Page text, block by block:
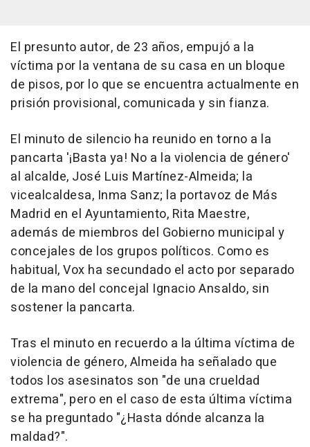
El presunto autor, de 23 años, empujó a la
víctima por la ventana de su casa en un bloque
de pisos, por lo que se encuentra actualmente en
prisión provisional, comunicada y sin fianza.
El minuto de silencio ha reunido en torno a la
pancarta '¡Basta ya! No a la violencia de género'
al alcalde, José Luis Martínez-Almeida; la
vicealcaldesa, Inma Sanz; la portavoz de Más
Madrid en el Ayuntamiento, Rita Maestre,
además de miembros del Gobierno municipal y
concejales de los grupos políticos. Como es
habitual, Vox ha secundado el acto por separado
de la mano del concejal Ignacio Ansaldo, sin
sostener la pancarta.
Tras el minuto en recuerdo a la última víctima de
violencia de género, Almeida ha señalado que
todos los asesinatos son "de una crueldad
extrema", pero en el caso de esta última víctima
se ha preguntado "¿Hasta dónde alcanza la
maldad?".